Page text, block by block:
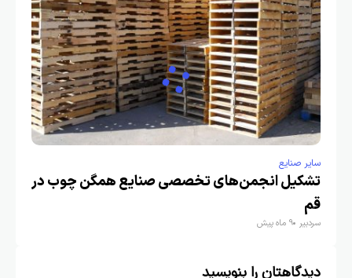
سایر صنایع
تشکیل انجمن‌های تخصصی صنایع همگن چوب در
قم
سردبیر 9 ماه پیش
دیدگاهتان را بنویسید